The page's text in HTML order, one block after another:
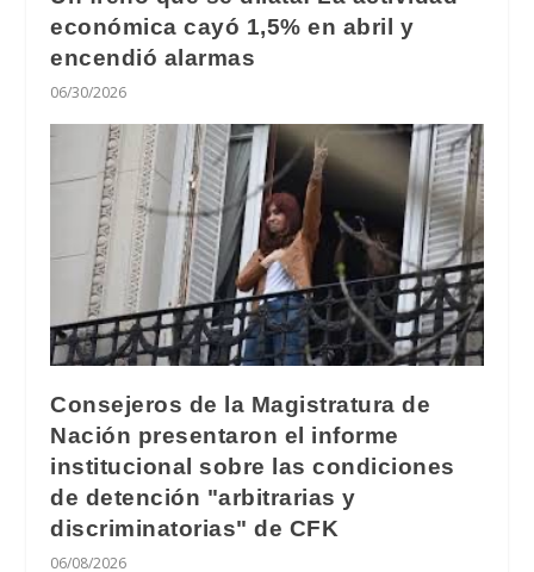
económica cayó 1,5% en abril y
encendió alarmas
06/30/2026
Consejeros de la Magistratura de
Nación presentaron el informe
institucional sobre las condiciones
de detención "arbitrarias y
discriminatorias" de CFK
06/08/2026